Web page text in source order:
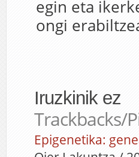
egin eta
ongi
Iruzkinik ez
Trackbacks/
Epigenetika: